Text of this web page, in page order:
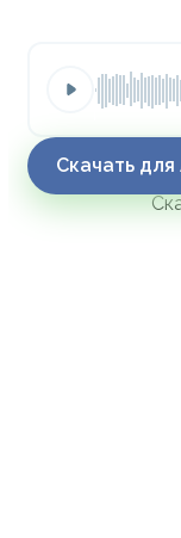
Скачать для